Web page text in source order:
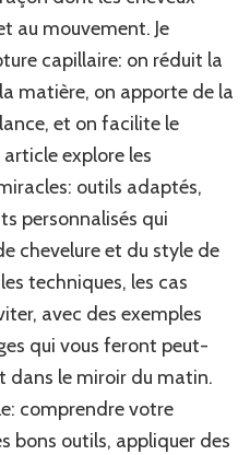
au mouvement. Je
capillaire: on réduit la
matière, on apporte de la
et on facilite le
explore les
outils adaptés,
personnalisés qui
chevelure et du style de
techniques, les cas
avec des exemples
qui vous feront peut-
dans le miroir du matin.
comprendre votre
bons outils, appliquer des